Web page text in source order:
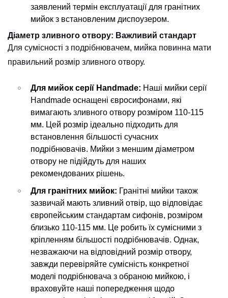
заявлений термін експлуатації для гранітних
мийок з встановленим диспоузером.
Діаметр зливного отвору: Важливий стандарт
Для сумісності з подрібнювачем, мийка повинна мати
правильний розмір зливного отвору.
Для мийок серії Handmade: Наші мийки серії
Handmade оснащені євросифонами, які
вимагають зливного отвору розміром 110-115
мм. Цей розмір ідеально підходить для
встановлення більшості сучасних
подрібнювачів. Мийки з меншим діаметром
отвору не підійдуть для наших
рекомендованих рішень.
Для гранітних мийок: Гранітні мийки також
зазвичай мають зливний отвір, що відповідає
європейським стандартам сифонів, розміром
близько 110-115 мм. Це робить їх сумісними з
кріпленням більшості подрібнювачів. Однак,
незважаючи на відповідний розмір отвору,
завжди перевіряйте сумісність конкретної
моделі подрібнювача з обраною мийкою, і
враховуйте наші попередження щодо